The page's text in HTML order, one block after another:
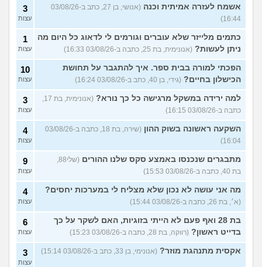
אשמח לעזרה אמיתית וכנה
(אנושי, בן 27, כתב ב-03/08/26
16:44)
3
עצות
כתמים מלייזר שלא עוברים וגורמים לי לדאוג כל היום מה
ניתן לעשות? (אנונימית, בת 25, כתבה ב-03/08/26 16:33)
1
עצות
הפכתי למורה בבית ספר. איך להתגבר על תחושת
הכישלון בחיים? (גידי, בן 40, כתב ב-03/08/26 16:24)
10
עצות
למה ירידה במשקל מרגישה כל כך נורא?
(אנונימית, בת 17,
כתבה ב-03/08/26 16:15)
3
עצות
השקעה ראשונה בשוק ההון
(שירה, בת 18, כתבה ב-03/08/26
16:04)
4
עצות
מתבגרים שנכנסו באמצע סקס שלנו ההורים
(שלי88,
בת 40, כתבה ב-03/08/26 15:53)
9
עצות
מה אני עושה לא נכון שלא מצליח לי במערכות יחסים?
(א׳, בת 26, כתבה ב-03/08/26 15:44)
4
עצות
בת 28 ואף פעם לא הייתי בזוגיות, האם לשקר על כך
בדייט ראשון? (רווקה, בת 28, כתבה ב-03/08/26 15:23)
6
עצות
אקסית מתנהגת מוזר? (אנונימי, בן 33, כתב ב-03/08/26 15:14) 3
עצות